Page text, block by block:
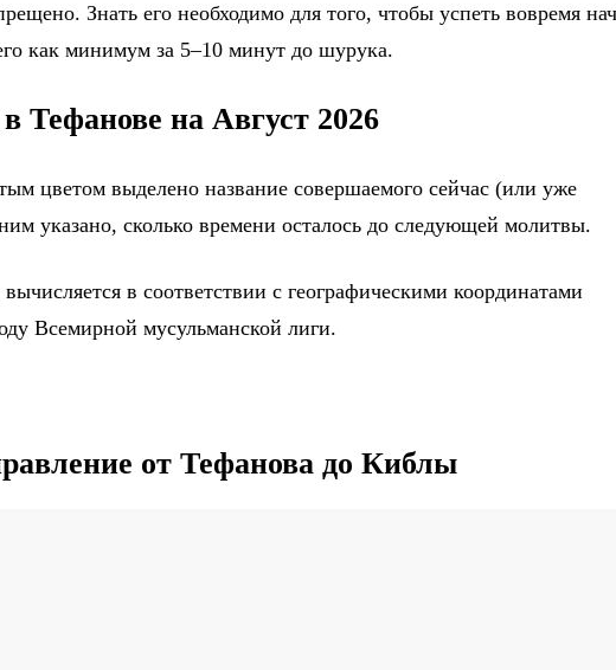
Знать его необходимо для того, чтобы успеть вовремя
как минимум за 5–10 минут до шурука.
Тефанове на Август 2026
цветом выделено название совершаемого сейчас (или уже
указано, сколько времени осталось до следующей молитвы.
в соответствии с географическими координатами
Всемирной мусульманской лиги.
от Тефанова до Киблы